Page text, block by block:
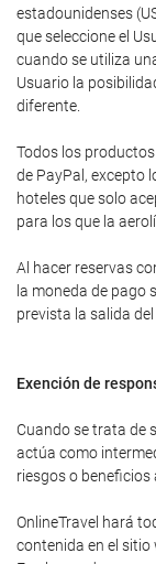
estadounidenses
que seleccione el
cuando se utiliza
Usuario la
diferente.
Todos los
de PayPal, excepto
hoteles que solo
para los que la
Al hacer reservas
la moneda de pago
prevista la salida del
Exención de
Cuando se trata de
actúa como
riesgos o beneficios
OnlineTravel hará
contenida en el sitio